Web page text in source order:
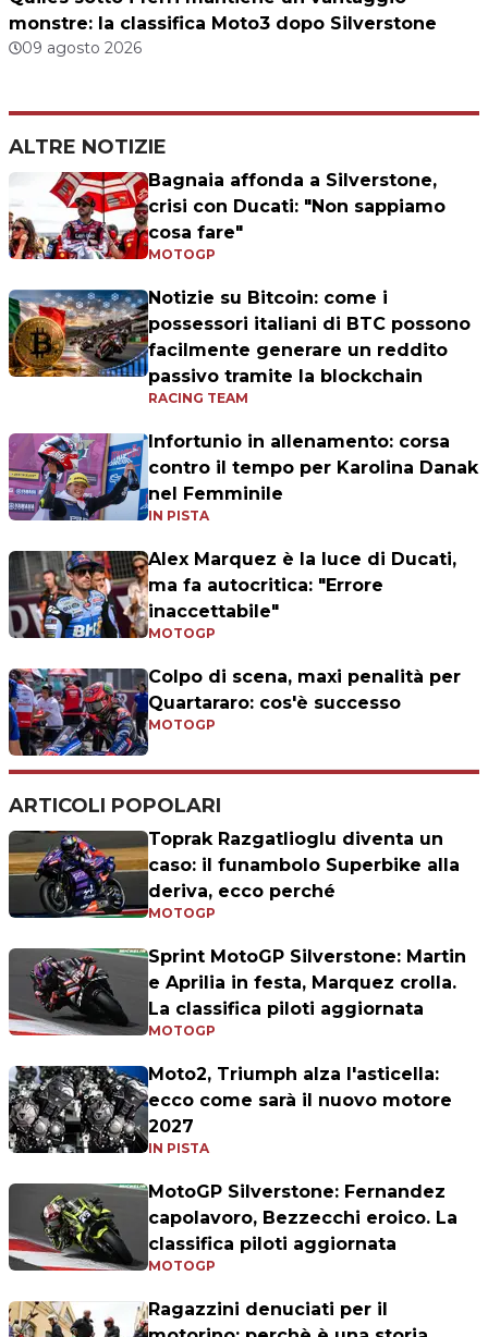
monstre: la classifica Moto3 dopo Silverstone
09 agosto 2026
ALTRE NOTIZIE
Bagnaia affonda a Silverstone,
crisi con Ducati: "Non sappiamo
cosa fare"
MOTOGP
Notizie su Bitcoin: come i
possessori italiani di BTC possono
facilmente generare un reddito
passivo tramite la blockchain
RACING TEAM
Infortunio in allenamento: corsa
contro il tempo per Karolina Danak
nel Femminile
IN PISTA
Alex Marquez è la luce di Ducati,
ma fa autocritica: "Errore
inaccettabile"
MOTOGP
Colpo di scena, maxi penalità per
Quartararo: cos'è successo
MOTOGP
ARTICOLI POPOLARI
Toprak Razgatlioglu diventa un
caso: il funambolo Superbike alla
deriva, ecco perché
MOTOGP
Sprint MotoGP Silverstone: Martin
e Aprilia in festa, Marquez crolla.
La classifica piloti aggiornata
MOTOGP
Moto2, Triumph alza l'asticella:
ecco come sarà il nuovo motore
2027
IN PISTA
MotoGP Silverstone: Fernandez
capolavoro, Bezzecchi eroico. La
classifica piloti aggiornata
MOTOGP
Ragazzini denuciati per il